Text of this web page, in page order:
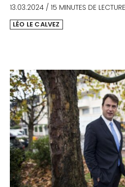
13.03.2024 / 15 MINUTES DE LECTURE
LÉO LE CALVEZ